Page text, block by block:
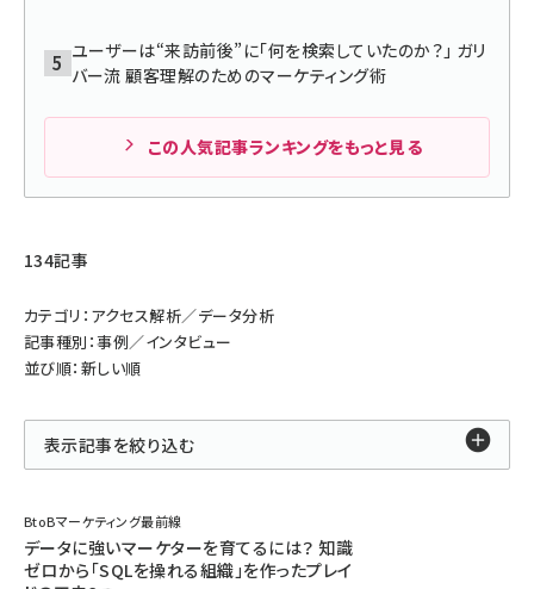
ユーザーは“来訪前後”に「何を検索していたのか？」 ガリ
バー流 顧客理解のためのマーケティング術
この人気記事ランキングをもっと見る
134記事
カテゴリ：アクセス解析／データ分析
記事種別：事例／インタビュー
並び順：新しい順
表示記事を絞り込む
BtoBマーケティング最前線
データに強いマーケターを育てるには？ 知識
ゼロから「SQLを操れる組織」を作ったプレイ